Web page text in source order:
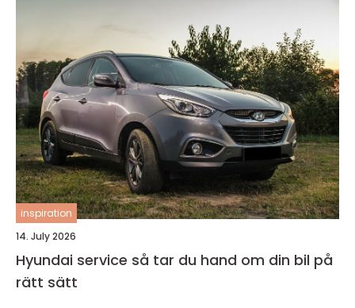
inspiration
14. July 2026
Hyundai service så tar du hand om din bil på
rätt sätt